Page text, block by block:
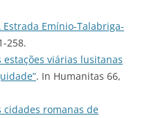
Estrada Emínio-Talabriga-
258.
estações viárias lusitanas
. In Humanitas 66,
cidades romanas de